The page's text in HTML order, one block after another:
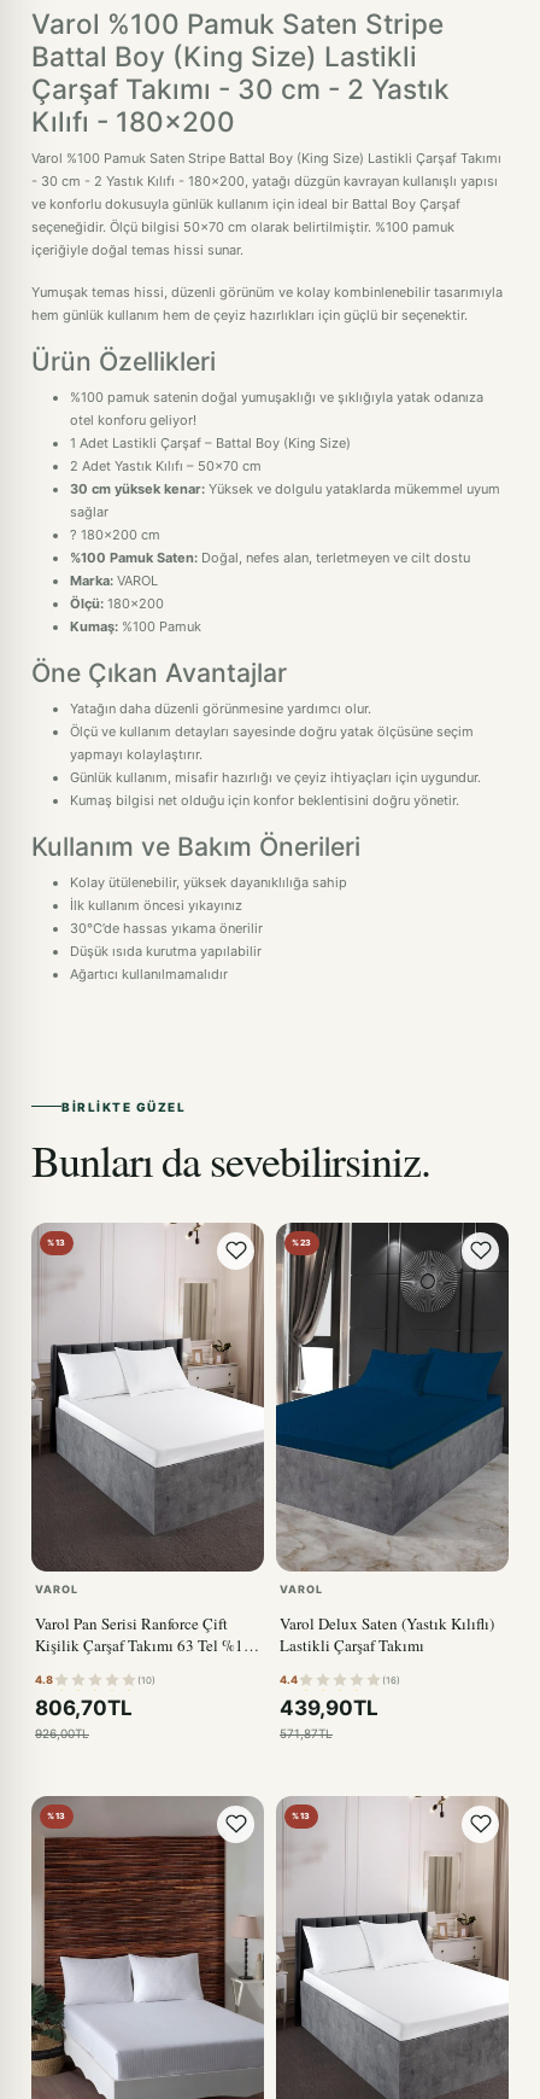
Varol %100 Pamuk Saten Stripe
Battal Boy (King Size) Lastikli
Çarşaf Takımı - 30 cm - 2 Yastık
Kılıfı - 180x200
Varol %100 Pamuk Saten Stripe Battal Boy (King Size) Lastikli Çarşaf Takımı
- 30 cm - 2 Yastık Kılıfı - 180x200, yatağı düzgün kavrayan kullanışlı yapısı
ve konforlu dokusuyla günlük kullanım için ideal bir Battal Boy Çarşaf
seçeneğidir. Ölçü bilgisi 50x70 cm olarak belirtilmiştir. %100 pamuk
içeriğiyle doğal temas hissi sunar.
Yumuşak temas hissi, düzenli görünüm ve kolay kombinlenebilir tasarımıyla
hem günlük kullanım hem de çeyiz hazırlıkları için güçlü bir seçenektir.
Ürün Özellikleri
%100 pamuk satenin doğal yumuşaklığı ve şıklığıyla yatak odanıza
otel konforu geliyor!
1 Adet Lastikli Çarşaf – Battal Boy (King Size)
2 Adet Yastık Kılıfı – 50x70 cm
30 cm yüksek kenar: Yüksek ve dolgulu yataklarda mükemmel uyum
sağlar
? 180x200 cm
%100 Pamuk Saten: Doğal, nefes alan, terletmeyen ve cilt dostu
Marka: VAROL
Ölçü: 180x200
Kumaş: %100 Pamuk
Öne Çıkan Avantajlar
Yatağın daha düzenli görünmesine yardımcı olur.
Ölçü ve kullanım detayları sayesinde doğru yatak ölçüsüne seçim
yapmayı kolaylaştırır.
Günlük kullanım, misafir hazırlığı ve çeyiz ihtiyaçları için uygundur.
Kumaş bilgisi net olduğu için konfor beklentisini doğru yönetir.
Kullanım ve Bakım Önerileri
Kolay ütülenebilir, yüksek dayanıklılığa sahip
İlk kullanım öncesi yıkayınız
30°C’de hassas yıkama önerilir
Düşük ısıda kurutma yapılabilir
Ağartıcı kullanılmamalıdır
BIRLIKTE GÜZEL
Bunları da sevebilirsiniz.
%13
VAROL
Varol Pan Serisi Ranforce Çift
Kişilik Çarşaf Takımı 63 Tel %100
4.8 (10)
806,70TL
926,00TL
%23
VAROL
Varol Delux Saten (Yastık Kılıflı)
Lastikli Çarşaf Takımı
4.4 (16)
439,90TL
571,87TL
%13 %13